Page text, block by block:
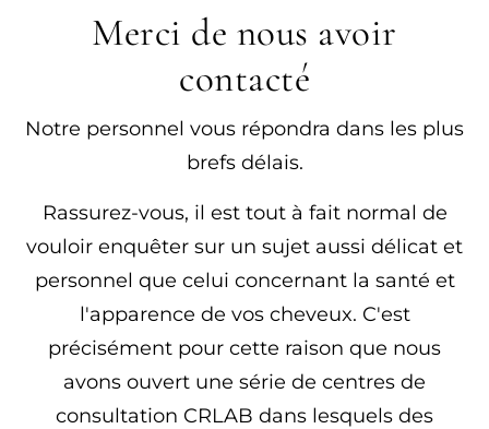
Merci de nous avoir
contacté
Notre personnel vous répondra dans les plus
brefs délais.
Rassurez-vous, il est tout à fait normal de
vouloir enquêter sur un sujet aussi délicat et
personnel que celui concernant la santé et
l'apparence de vos cheveux. C'est
précisément pour cette raison que nous
avons ouvert une série de centres de
consultation CRLAB dans lesquels des